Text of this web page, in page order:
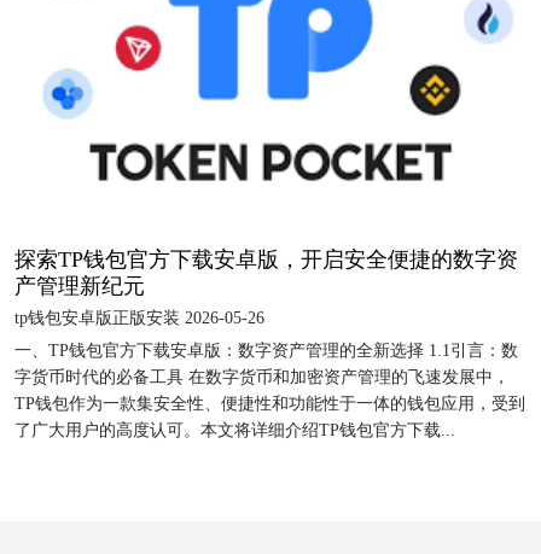
探索TP钱包官方下载安卓版，开启安全便捷的数字资
产管理新纪元
tp钱包安卓版正版安装 2026-05-26
一、TP钱包官方下载安卓版：数字资产管理的全新选择 1.1引言：数
字货币时代的必备工具 在数字货币和加密资产管理的飞速发展中，
TP钱包作为一款集安全性、便捷性和功能性于一体的钱包应用，受到
了广大用户的高度认可。本文将详细介绍TP钱包官方下载...